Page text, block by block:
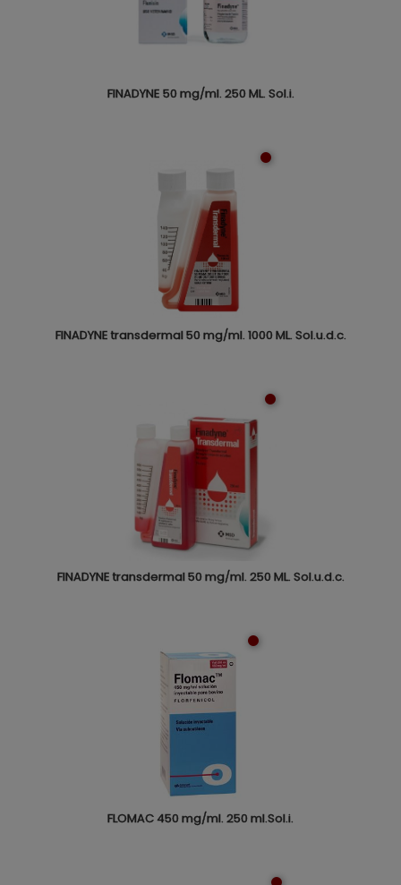
FINADYNE 50 mg/ml. 250 ML. Sol.i.
FINADYNE transdermal 50 mg/ml. 1000 ML. Sol.u.d.c.
FINADYNE transdermal 50 mg/ml. 250 ML. Sol.u.d.c.
FLOMAC 450 mg/ml. 250 ml.Sol.i.